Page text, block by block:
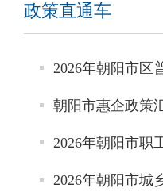
政策直通车
2026年朝阳市区
朝阳市惠企政策
2026年朝阳市职
2026年朝阳市城